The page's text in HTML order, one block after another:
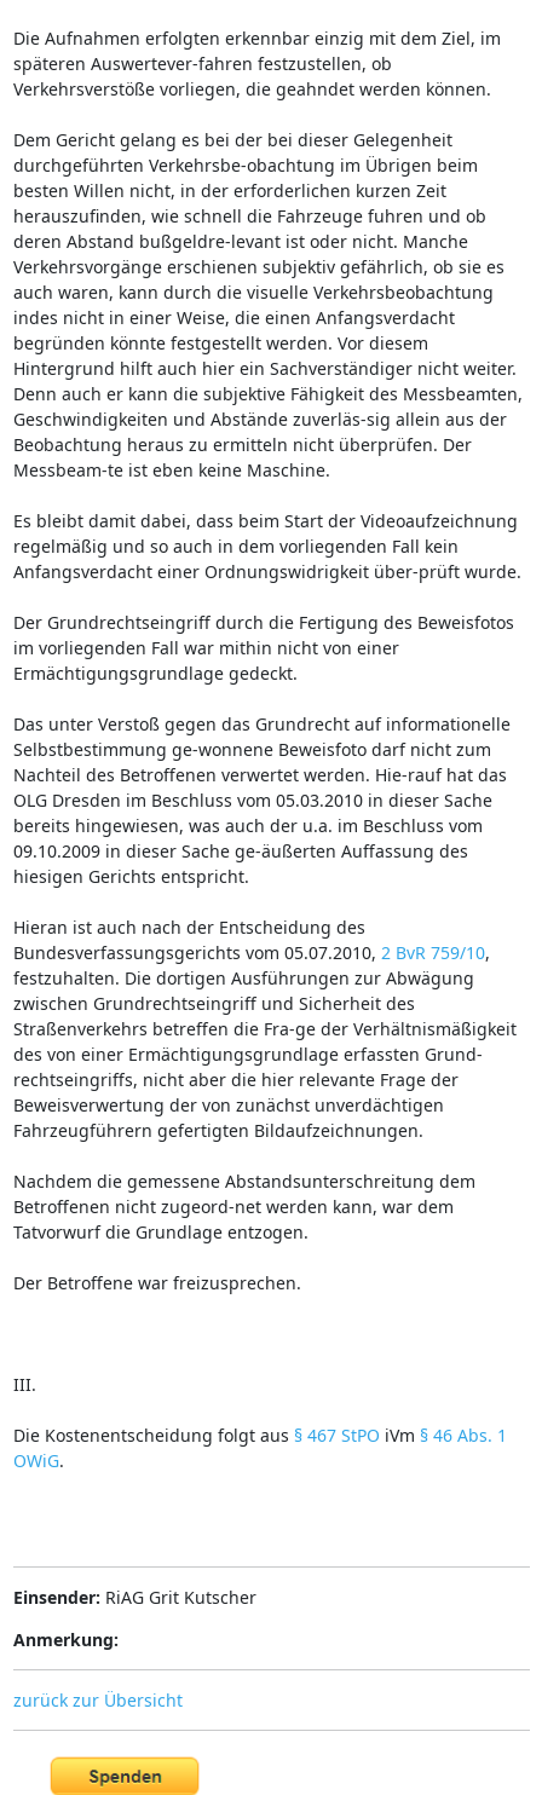
Die Aufnahmen erfolgten erkennbar einzig mit dem Ziel, im
späteren Auswertever-fahren festzustellen, ob
Verkehrsverstöße vorliegen, die geahndet werden können.
Dem Gericht gelang es bei der bei dieser Gelegenheit
durchgeführten Verkehrsbe-obachtung im Übrigen beim
besten Willen nicht, in der erforderlichen kurzen Zeit
herauszufinden, wie schnell die Fahrzeuge fuhren und ob
deren Abstand bußgeldre-levant ist oder nicht. Manche
Verkehrsvorgänge erschienen subjektiv gefährlich, ob sie es
auch waren, kann durch die visuelle Verkehrsbeobachtung
indes nicht in einer Weise, die einen Anfangsverdacht
begründen könnte festgestellt werden. Vor diesem
Hintergrund hilft auch hier ein Sachverständiger nicht weiter.
Denn auch er kann die subjektive Fähigkeit des Messbeamten,
Geschwindigkeiten und Abstände zuverläs-sig allein aus der
Beobachtung heraus zu ermitteln nicht überprüfen. Der
Messbeam-te ist eben keine Maschine.
Es bleibt damit dabei, dass beim Start der Videoaufzeichnung
regelmäßig und so auch in dem vorliegenden Fall kein
Anfangsverdacht einer Ordnungswidrigkeit über-prüft wurde.
Der Grundrechtseingriff durch die Fertigung des Beweisfotos
im vorliegenden Fall war mithin nicht von einer
Ermächtigungsgrundlage gedeckt.
Das unter Verstoß gegen das Grundrecht auf informationelle
Selbstbestimmung ge-wonnene Beweisfoto darf nicht zum
Nachteil des Betroffenen verwertet werden. Hie-rauf hat das
OLG Dresden im Beschluss vom 05.03.2010 in dieser Sache
bereits hingewiesen, was auch der u.a. im Beschluss vom
09.10.2009 in dieser Sache ge-äußerten Auffassung des
hiesigen Gerichts entspricht.
Hieran ist auch nach der Entscheidung des
Bundesverfassungsgerichts vom 05.07.2010, 2 BvR 759/10,
festzuhalten. Die dortigen Ausführungen zur Abwägung
zwischen Grundrechtseingriff und Sicherheit des
Straßenverkehrs betreffen die Fra-ge der Verhältnismäßigkeit
des von einer Ermächtigungsgrundlage erfassten Grund-
rechtseingriffs, nicht aber die hier relevante Frage der
Beweisverwertung der von zunächst unverdächtigen
Fahrzeugführern gefertigten Bildaufzeichnungen.
Nachdem die gemessene Abstandsunterschreitung dem
Betroffenen nicht zugeord-net werden kann, war dem
Tatvorwurf die Grundlage entzogen.
Der Betroffene war freizusprechen.
III.
Die Kostenentscheidung folgt aus § 467 StPO iVm § 46 Abs. 1
OWiG.
Einsender: RiAG Grit Kutscher
Anmerkung:
zurück zur Übersicht